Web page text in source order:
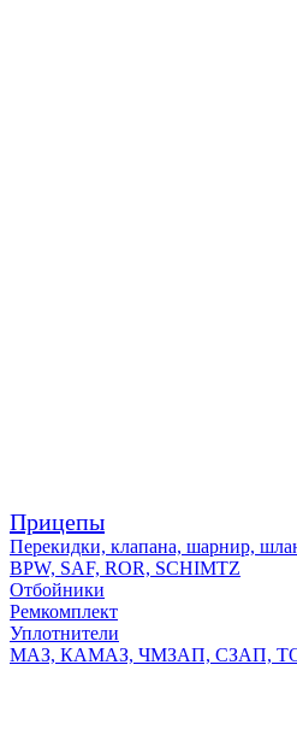
Прицепы
Перекидки, клапана, шарнир,
BPW, SAF, ROR, SCHIMTZ
Отбойники
Ремкомплект
Уплотнители
МАЗ, КАМАЗ, ЧМЗАП, СЗАП,